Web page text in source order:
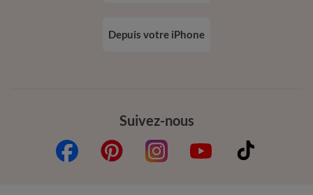
Suivez-nous
Depuis votre iPhone